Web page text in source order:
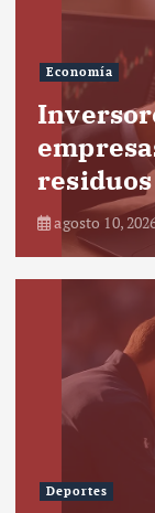
Economía
agosto 10,
Deportes